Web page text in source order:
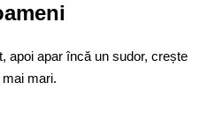
apoi apar încă un sudor, crește
mari.